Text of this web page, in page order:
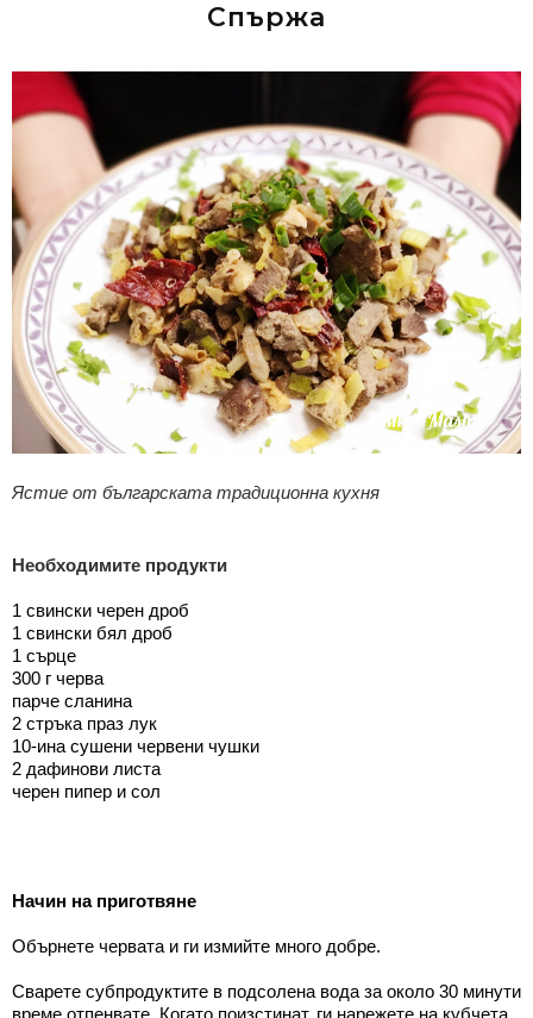
Спържа
Ястие от българската традиционна кухня
Необходимите продукти
1 свински черен дроб
1 свински бял дроб
1 сърце
300 г черва
парче сланина
2 стръка праз лук
10-ина сушени червени чушки
2 дафинови листа
черен пипер и сол
Начин на приготвяне
Обърнете червата и ги измийте много добре.
Сварете субпродуктите в подсолена вода за около 30
време отпенвате. Когато поизстинат, ги нарежете на кубчета.